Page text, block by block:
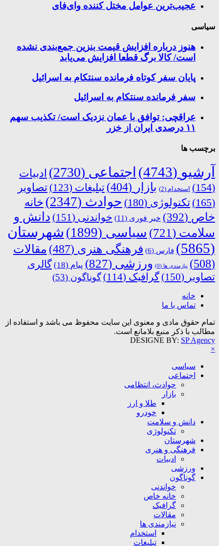
عجیب‌ترین عوامل مختل کننده وای‌فای
سیاسی
هنوز درباره افزایش قیمت بنزین جمع‌بندی نشده
است/ کالا برگ قطعا افزایش می‌یابد
پایان سفر کوتاه فرمانده سنتکام به اسرائیل
سفر فرمانده سنتکام به اسرائیل
عراقچی: توافق با عمان نزدیک است/ تکذیب سهم
۱۱ درصدی ایران از خزر
برچسب ها
آرشیو (4743) اجتماعی (2730)
ادبیات
(154)
استخدام (2) بازار (404) تبلیغات (123)
تصاویر
(165)
تکنولوژی (180) حوادث (2347)
خانه
خاص (392) خبر فوری (11) خواندنی (151)
دانش و
سلامت (721) سیاسی (1899)
شهرستان
(5865)
فارس (6) فرهنگی هنری (487)
مقالات
(508)
نیازمندی ها (0) ورزشی (827) پیام (18)
گالری
تصاویر (150) گرافیک (114) گوناگون (53)
خانه
تماس با ما
تمام حقوق مادی و معنوی این سایت محفوظ می باشد و استفاده از
مطالب با ذکر منبع بلامانع است.
DESIGNE BY: SP Agency
×
سیاسی
اجتماعی
حوادث، انتظامی
بازار
طلا و ارز
خودرو
دانش و سلامت
تکنولوژی
شهرستان
فرهنگی و هنری
ادبیات
ورزشی
گوناگون
خواندنی
خانه خاص
گرافیک
مقالات
نیازمندی ها
استخدام
تبلیغات